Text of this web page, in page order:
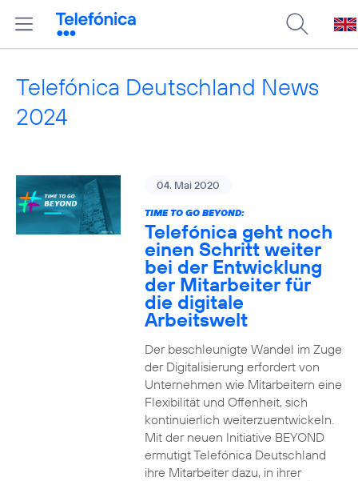
Telefónica Deutschland News
2024
04. Mai 2020
TIME TO GO BEYOND:
Telefónica geht noch
einen Schritt weiter
bei der Entwicklung
der Mitarbeiter für
die digitale
Arbeitswelt
Der beschleunigte Wandel im Zuge
der Digitalisierung erfordert von
Unternehmen wie Mitarbeitern eine
Flexibilität und Offenheit, sich
kontinuierlich weiterzuentwickeln.
Mit der neuen Initiative BEYOND
ermutigt Telefónica Deutschland
ihre Mitarbeiter dazu, in ihrer